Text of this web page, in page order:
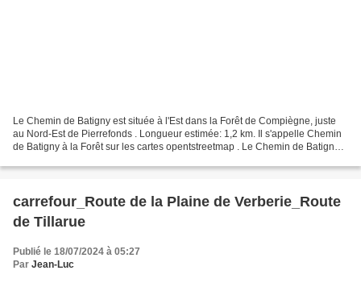
Le Chemin de Batigny est située à l'Est dans la Forêt de Compiègne, juste
au Nord-Est de Pierrefonds . Longueur estimée: 1,2 km. Il s'appelle Chemin
de Batigny à la Forêt sur les cartes opentstreetmap . Le Chemin de Batigny
carrefour_Route de la Plaine de Verberie_Route
de Tillarue
Publié le 18/07/2024 à 05:27
Par Jean-Luc